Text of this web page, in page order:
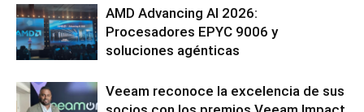
AMD Advancing AI 2026:
Procesadores EPYC 9006 y
soluciones agénticas
Veeam reconoce la excelencia de sus